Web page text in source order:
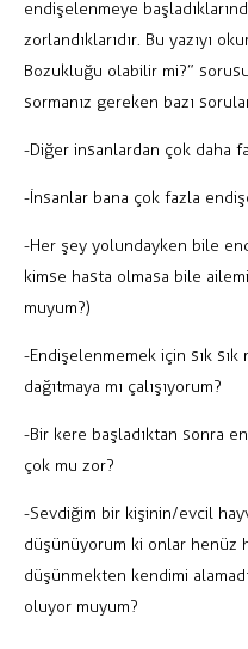
endişelenmeye
zorlandıklarıdır. Bu yazıyı
Bozukluğu olabilir mi?”
sormanız gereken bazı
-Diğer insanlardan çok daha
-İnsanlar bana çok fazla
-Her şey yolundayken bile
kimse hasta olmasa bile
muyum?)
-Endişelenmemek için sık
dağıtmaya mı çalışıyorum?
-Bir kere başladıktan sonra
çok mu zor?
-Sevdiğim bir kişinin/evcil
düşünüyorum ki onlar henüz
düşünmekten kendimi
oluyor muyum?